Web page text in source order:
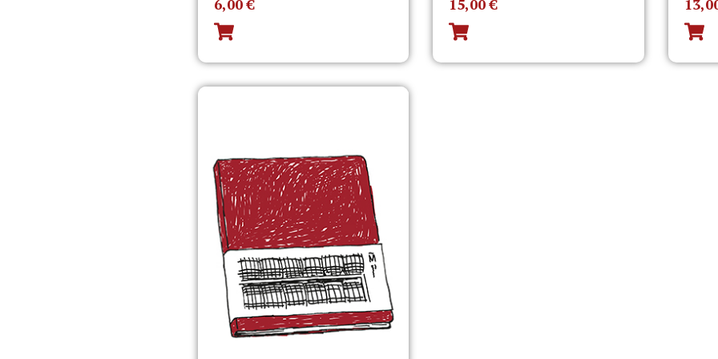
6,00€ 15,00€